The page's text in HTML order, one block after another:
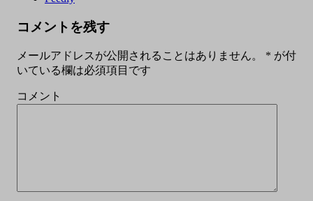
コメントを残す
メールアドレスが公開されることはありません。 * が付
いている欄は必須項目です
コメント